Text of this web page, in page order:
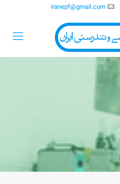
iranepf@gmail.com